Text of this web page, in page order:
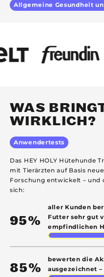
Allgemeine Gesundheit
WAS
WIRKLICH?
Anwendertests
Das HEY HOLY Hütehunde
mit Tierärzten auf Basis
Forschung entwickelt – und
sich:
95%
aller Kunden
Futter sehr gut
empfindlichen
85%
bewerten die
ausgezeichnet